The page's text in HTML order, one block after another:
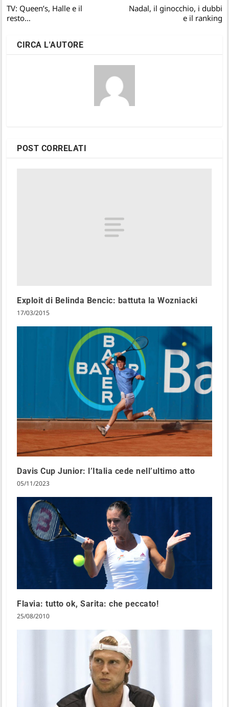
TV: Queen’s, Halle e il
resto…
Nadal, il ginocchio, i dubbi
e il ranking
CIRCA L'AUTORE
POST CORRELATI
Exploit di Belinda Bencic: battuta la Wozniacki
17/03/2015
Davis Cup Junior: l’Italia cede nell’ultimo atto
05/11/2023
Flavia: tutto ok, Sarita: che peccato!
25/08/2010